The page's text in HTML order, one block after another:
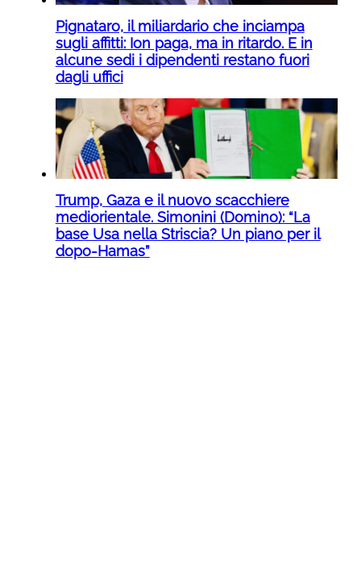
Pignataro, il miliardario che inciampa
sugli affitti: Ion paga, ma in ritardo. E in
alcune sedi i dipendenti restano fuori
dagli uffici
Trump, Gaza e il nuovo scacchiere
mediorientale. Simonini (Domino): “La
base Usa nella Striscia? Un piano per il
dopo-Hamas”